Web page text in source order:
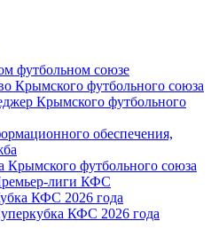
футбольном союзе
Крымского футбольного союза
Крымского футбольного
обеспечения,
Крымского футбольного союза
лиги КФС
КФС 2026 года
КФС 2026 года